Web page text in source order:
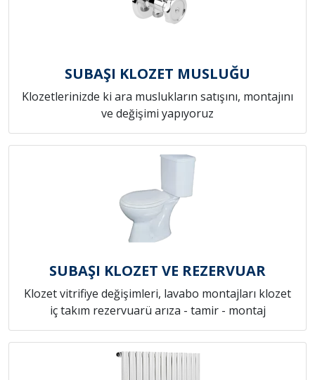
SUBAŞI KLOZET MUSLUĞU
Klozetlerinizde ki ara muslukların satışını, montajını
ve değişimi yapıyoruz
SUBAŞI KLOZET VE REZERVUAR
Klozet vitrifiye değişimleri, lavabo montajları klozet
iç takım rezervuarü arıza - tamir - montaj